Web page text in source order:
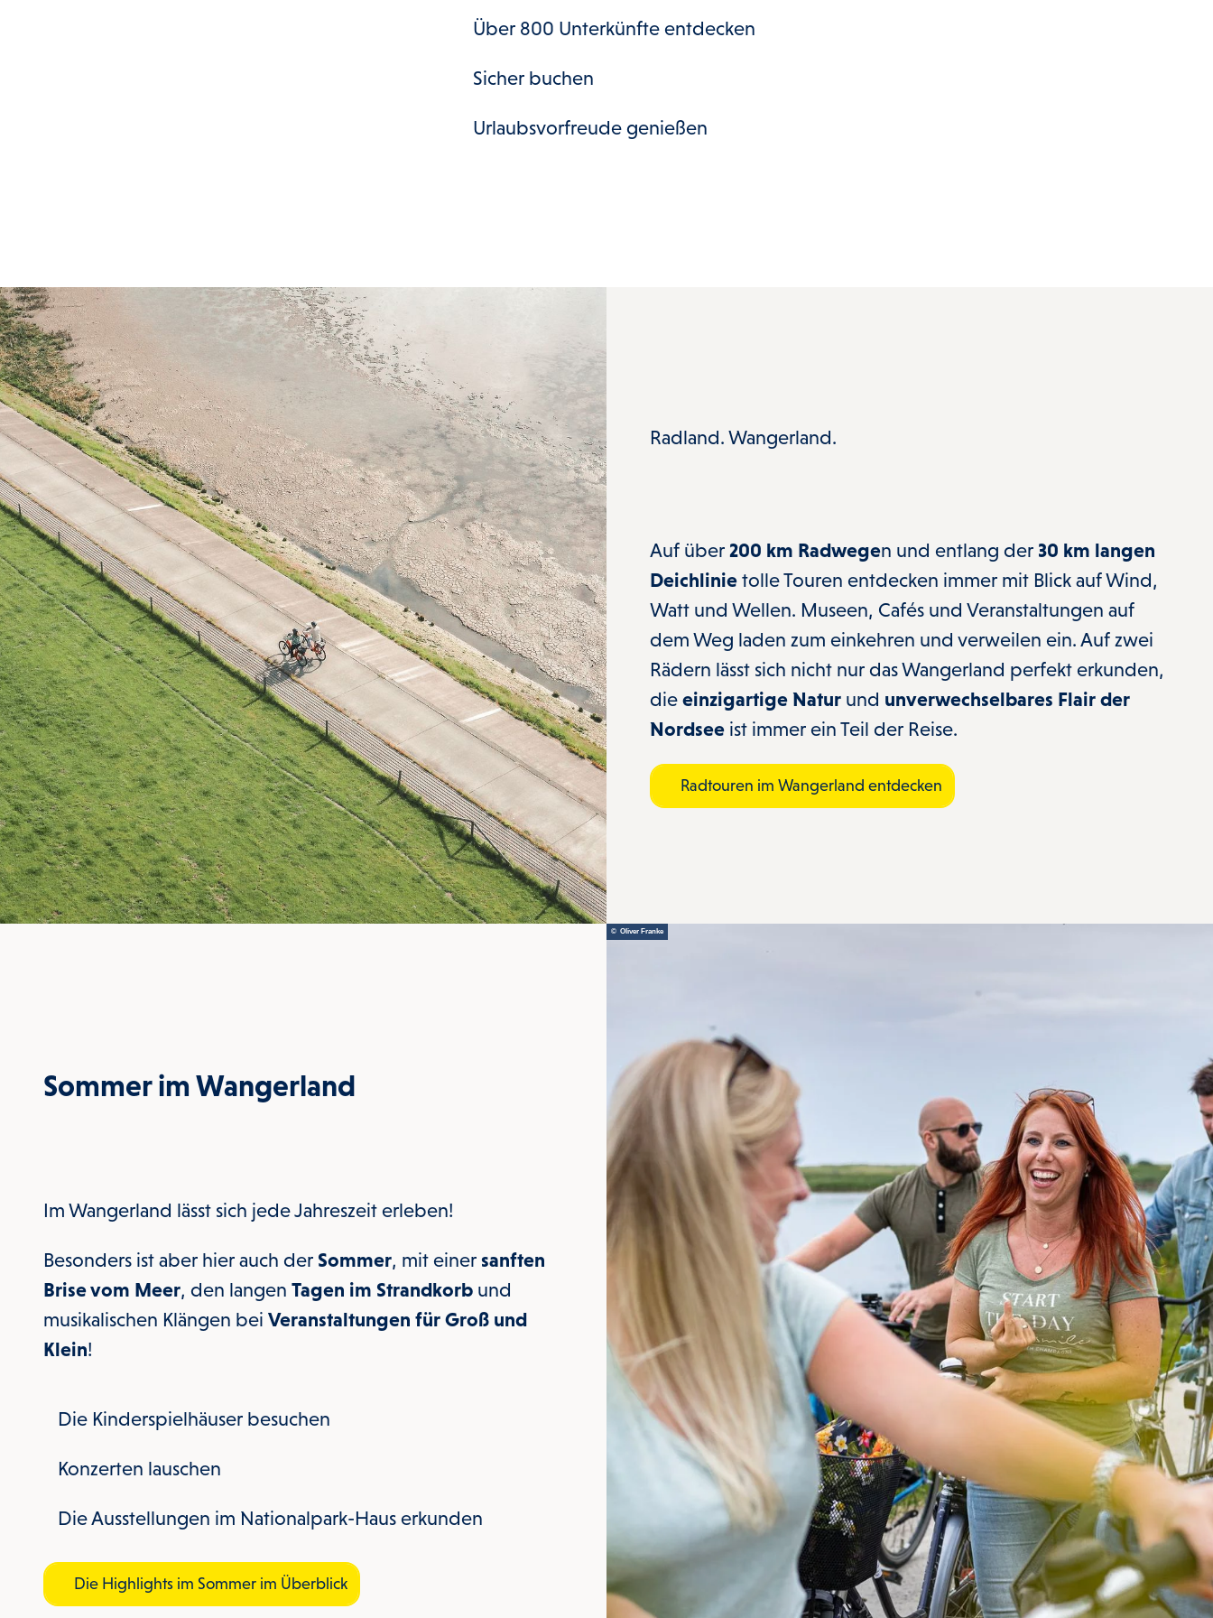
Über 800 Unterkünfte entdecken
Sicher buchen
Urlaubsvorfreude genießen
Radland. Wangerland.
Auf über 200 km Radwegen und entlang der 30 km langen
Deichlinie tolle Touren entdecken immer mit Blick auf Wind,
Watt und Wellen. Museen, Cafés und Veranstaltungen auf
dem Weg laden zum einkehren und verweilen ein. Auf zwei
Rädern lässt sich nicht nur das Wangerland perfekt erkunden,
die einzigartige Natur und unverwechselbares Flair der
Nordsee ist immer ein Teil der Reise.
Radtouren im Wangerland entdecken
Sommer im Wangerland
Im Wangerland lässt sich jede Jahreszeit erleben!
Besonders ist aber hier auch der Sommer, mit einer sanften
Brise vom Meer, den langen Tagen im Strandkorb und
musikalischen Klängen bei Veranstaltungen für Groß und
Klein!
Die Kinderspielhäuser besuchen
Konzerten lauschen
Die Ausstellungen im Nationalpark-Haus erkunden
Die Highlights im Sommer im Überblick
© Oliver Franke